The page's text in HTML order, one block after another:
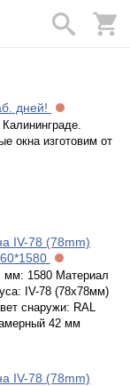
дней!
окна изготовим от
IV-78 (78mm)
1580 Материал
IV-78 (78х78мм)
снаружи: RAL
42 мм
IV-78 (78mm)